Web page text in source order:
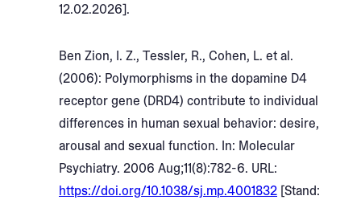
12.02.2026].
Ben Zion, I. Z., Tessler, R., Cohen, L. et al.
(2006): Polymorphisms in the dopamine D4
receptor gene (DRD4) contribute to individual
differences in human sexual behavior: desire,
arousal and sexual function. In: Molecular
Psychiatry. 2006 Aug;11(8):782-6. URL:
https://doi.org/10.1038/sj.mp.4001832 [Stand: